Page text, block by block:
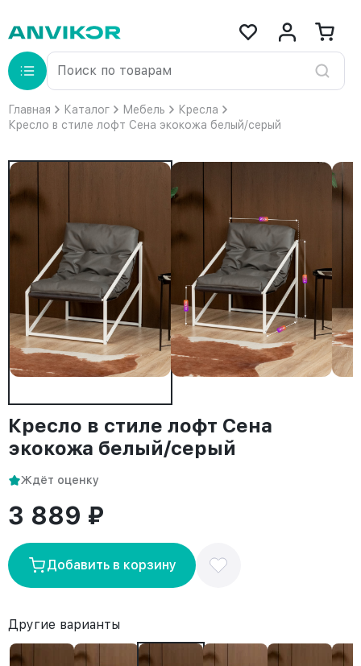
Главная Каталог Мебель
Кресла
Кресло в стиле лофт Сена экокожа белый/серый
Кресло в стиле лофт Сена
экокожа белый/серый
Ждёт оценку
3 889 ₽
Добавить в корзину
Другие варианты